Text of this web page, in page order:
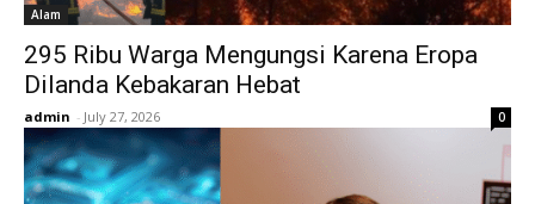
Alam
295 Ribu Warga Mengungsi Karena Eropa
Dilanda Kebakaran Hebat
admin - July 27, 2026 0